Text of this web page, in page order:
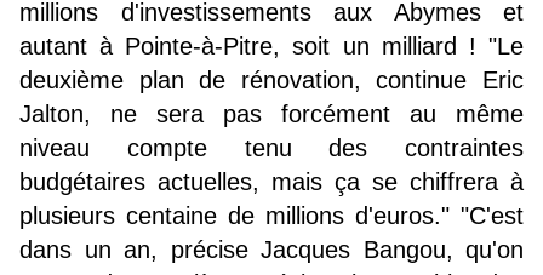
millions d'investissements aux Abymes et
autant à Pointe-à-Pitre, soit un milliard ! "Le
deuxième plan de rénovation, continue Eric
Jalton, ne sera pas forcément au même
niveau compte tenu des contraintes
budgétaires actuelles, mais ça se chiffrera à
plusieurs centaine de millions d'euros." "C'est
dans un an, précise Jacques Bangou, qu'on